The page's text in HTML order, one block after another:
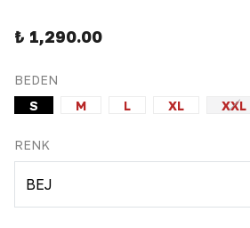
₺ 1,290.00
BEDEN
S
M L XL XXL
RENK